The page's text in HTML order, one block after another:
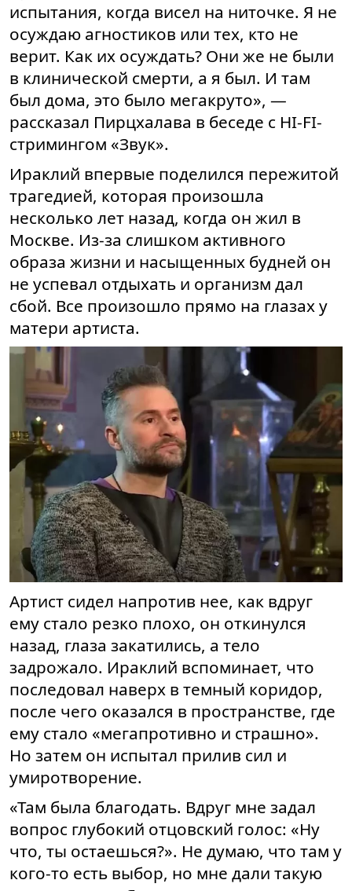
испытания, когда висел на ниточке. Я не
осуждаю агностиков или тех, кто не
верит. Как их осуждать? Они же не были
в клинической смерти, а я был. И там
был дома, это было мегакруто», —
рассказал Пирцхалава в беседе с HI-FI-
стримингом «Звук».
Ираклий впервые поделился пережитой
трагедией, которая произошла
несколько лет назад, когда он жил в
Москве. Из-за слишком активного
образа жизни и насыщенных будней он
не успевал отдыхать и организм дал
сбой. Все произошло прямо на глазах у
матери артиста.
Артист сидел напротив нее, как вдруг
ему стало резко плохо, он откинулся
назад, глаза закатились, а тело
задрожало. Ираклий вспоминает, что
последовал наверх в темный коридор,
после чего оказался в пространстве, где
ему стало «мегапротивно и страшно».
Но затем он испытал прилив сил и
умиротворение.
«Там была благодать. Вдруг мне задал
вопрос глубокий отцовский голос: «Ну
что, ты остаешься?». Не думаю, что там у
кого-то есть выбор, но мне дали такую